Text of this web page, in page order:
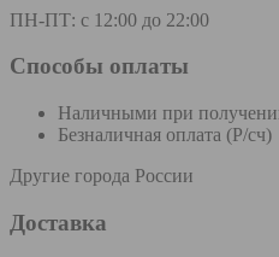
ПН-ПТ: с 12:00 до 22:00
Способы оплаты
Наличными при
Безналичная оплата (Р/сч)
Другие города России
Доставка